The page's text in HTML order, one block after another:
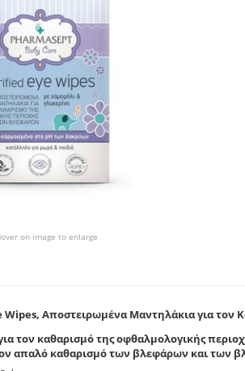
on image to enlarge
Αποστειρωμένα Μαντηλάκια για τον
τον καθαρισμό της οφθαλμολογικής
απαλό καθαρισμό των βλεφάρων και των